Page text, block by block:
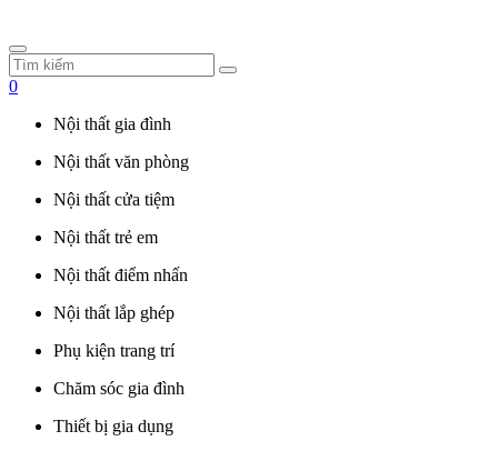
0
Nội thất gia đình
Nội thất văn phòng
Nội thất cửa tiệm
Nội thất trẻ em
Nội thất điểm nhấn
Nội thất lắp ghép
Phụ kiện trang trí
Chăm sóc gia đình
Thiết bị gia dụng